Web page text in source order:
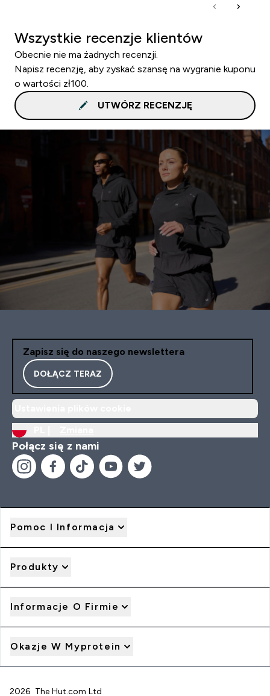
Wszystkie recenzje klientów
Obecnie nie ma żadnych recenzji.
Napisz recenzję, aby zyskać szansę na wygranie kuponu
o wartości zł100.
UTWÓRZ RECENZJĘ
Zapisz się do naszego newslettera
DOŁĄCZ TERAZ
Połącz się z nami
Pomoc I Informacja
Produkty
Informacje O Firmie
Okazje W Myprotein
2026 The Hut.com Ltd